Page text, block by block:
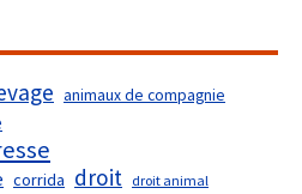
animaux de compagnie
corrida droit droit animal